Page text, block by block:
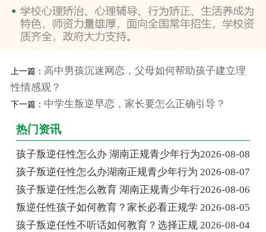
上一篇： 高中男孩沉迷网恋，父母如何帮助孩子建立理
性情感观？
下一篇： 中学生叛逆早恋，家长要怎么正确引导？
热门资讯
孩子叛逆任性怎么办 湖南正规青少年行为2026-08-08
孩子叛逆任性怎么办湖南正规青少年行为 2026-08-07
孩子叛逆任性怎么教育 湖南正规青少年行2026-08-06
叛逆任性孩子如何教育？家长必看正规学 2026-08-05
孩子叛逆任性不听话如何教育？选择正规 2026-08-04